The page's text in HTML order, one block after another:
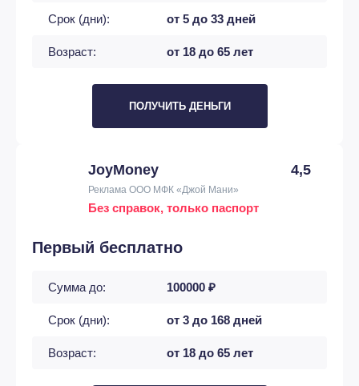
Срок (дни): от 5 до 33 дней
Возраст: от 18 до 65 лет
ПОЛУЧИТЬ ДЕНЬГИ
JoyMoney 4,5
Реклама ООО МФК «Джой Мани»
Без справок, только паспорт
Первый бесплатно
Сумма до: 100000 ₽
Срок (дни): от 3 до 168 дней
Возраст: от 18 до 65 лет